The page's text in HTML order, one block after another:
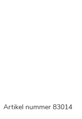
Artikel nummer 83014